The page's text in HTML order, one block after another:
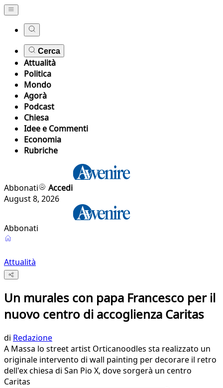
Cerca
Attualità
Politica
Mondo
Agorà
Podcast
Chiesa
Idee e Commenti
Economia
Rubriche
Abbonati
Accedi
August 8, 2026
Abbonati
Attualità
Un murales con papa Francesco per il
nuovo centro di accoglienza Caritas
di Redazione
A Massa lo street artist Orticanoodles sta realizzato un
originale intervento di wall painting per decorare il retro
dell'ex chiesa di San Pio X, dove sorgerà un centro
Caritas